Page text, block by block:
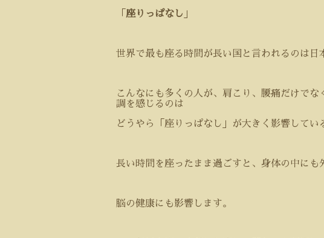
「 座りっぱなし 」
世界で最も座る時間が長い国と言われるのは日
こんなにも多くの人が、肩こり、腰痛だけでな
調を感じるのは
どうやら「座りっぱなし」が大きく影響してい
長い時間を座ったまま過ごすと、身体の中にも
脳の健康にも影響します。